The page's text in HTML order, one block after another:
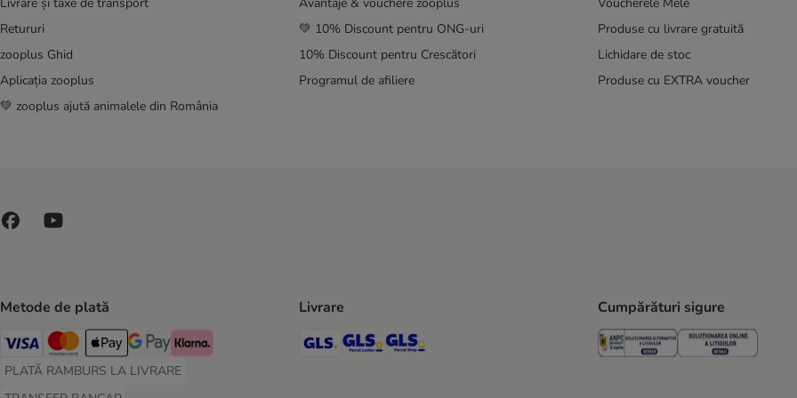
Retururi
zooplus Ghid
Aplicația zooplus
💚 zooplus ajută animalele din România
💚 10% Discount pentru ONG-uri
10% Discount pentru Crescători
Programul de afiliere
Produse cu livrare gratuită
Lichidare de stoc
Produse cu EXTRA voucher
Metode de plată
Visa Payment Method
Master Card Payment Method
Apple Pay Payment Method
Google Pay Payment Method
Klarna Payment Method
PLATĂ RAMBURS LA LIVRARE
PLATĂ RAMBURS LA LIVRARE Payment Method
Livrare
GLS Shipping Method
GLS Locker Shipping Method
GLS Parcel Shop Shipping Method
Cumpărături sigure
Security